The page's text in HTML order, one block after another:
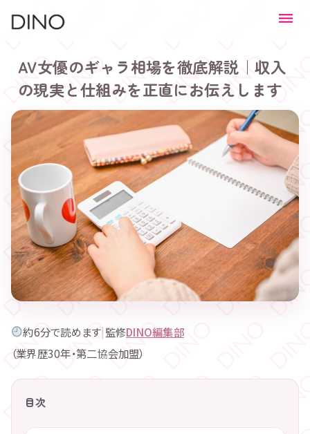
AV女優のギャラ相場を徹底解説｜収入
の現実と仕組みを正直にお伝えします
約6分で読めます|監修DINO編集部
（業界歴30年・第二協会加盟）
目次